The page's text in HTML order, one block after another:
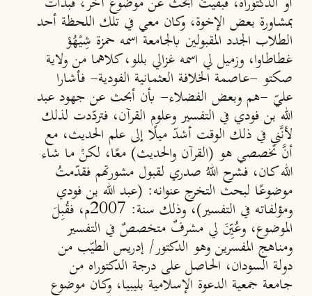
بمشاورة بعض الإخوة، وكان معي في تلك اللحظة أحد
الطلاب الجدد المقبولين بالجامعة اسمه حمزة شِيْهُوْ
غطاطاوا، وزميل لي اسمه غزالي بللو، كلاهما من ولاية
صكتو -عاصمة الخلافة العثمانية الفودية- فأشارا
عليّ -هم وبعض الفضلاء- بأن أبحث عن جهود عبد
الله بن فودي في التفسير وعلوم القرآن، فتردّدت لذلك
لأنَّني في ذلك الوقت أشدّ ميلًا إلى علم الحديث، مع
أنَّ تخصصي هو (القرآن والحديث) معًا، لكنْ ما شاء
الله كان، فشرح اللهُ صدري لقبول مشورتهم فقدّمتُ
موضوعًا لبحث التخرج عنوانه: (عبد الله بن فودي
ومؤلفاته في التفسير)، وذلك سنة: 2007م، فقُبِلَ
الموضوع، وعُيِّنَ لي مشرفٌ متخصصٌ في التفسير
ومناهج المفسرين وهو الدكتور/ إدريس الطيّب من
دولة السودان، الحاصل على درجة الدكتوراه من
جامعة جمعية الدعوة الإسلامية بليبيا، وكان موضوع